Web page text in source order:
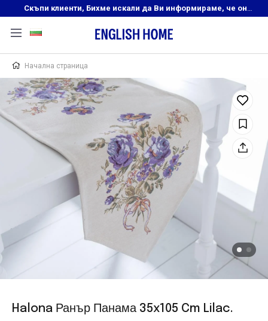
Скъпи клиенти, Бихме искали да Ви информираме, че онлайн магазинът на English Home преустановява своята дейност. Прекрасният ни и усмихнат екип ,Ви очаква в нашите физически магазини, където ще откриете любимите си продукти! Благодарим Ви, че сте част от семейството на Еnglish Home!
Начална страница
Halona Ранър Панама 35x105 Cm Lilac.